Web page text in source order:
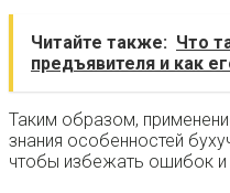
Читайте также: Что
предъявителя и как
Таким образом,
знания особенностей
чтобы избежать ошибок и